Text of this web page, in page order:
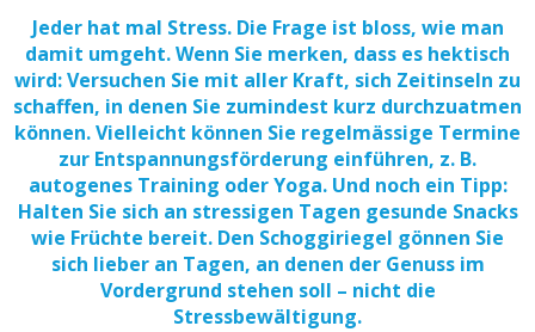
Jeder hat mal Stress. Die Frage ist bloss, wie man
damit umgeht. Wenn Sie merken, dass es hektisch
wird: Versuchen Sie mit aller Kraft, sich Zeitinseln zu
schaffen, in denen Sie zumindest kurz durchzuatmen
können. Vielleicht können Sie regelmässige Termine
zur Entspannungsförderung einführen, z. B.
autogenes Training oder Yoga. Und noch ein Tipp:
Halten Sie sich an stressigen Tagen gesunde Snacks
wie Früchte bereit. Den Schoggiriegel gönnen Sie
sich lieber an Tagen, an denen der Genuss im
Vordergrund stehen soll – nicht die
Stressbewältigung.